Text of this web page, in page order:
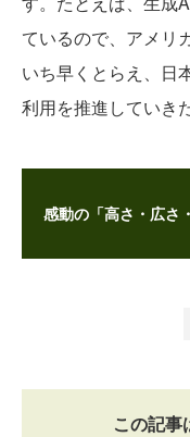
ているので、アメリ
いち早くとらえ、日
利用を推進していき
感動の「高さ・広さ
この記事